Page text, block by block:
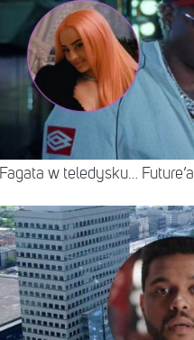
Fagata w teledysku…